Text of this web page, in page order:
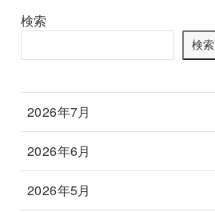
検索
検索
2026年7月
2026年6月
2026年5月